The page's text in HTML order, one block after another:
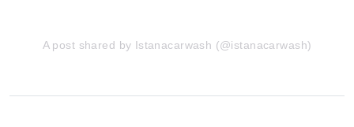
A post shared by Istanacarwash (@istanacarwash)